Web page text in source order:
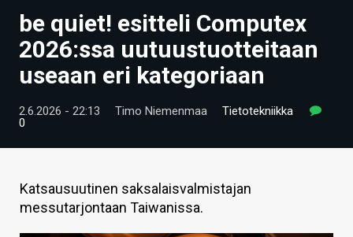
UUTISET
ARTIKKELIT
VIDEOT
HINTA.FI
be quiet! esitteli Computex
2026:ssa uutuustuotteitaan
useaan eri kategoriaan
2.6.2026 - 22:13 Timo Niemenmaa
Tietotekniikka
0
Katsausuutinen saksalaisvalmistajan
messutarjontaan Taiwanissa.